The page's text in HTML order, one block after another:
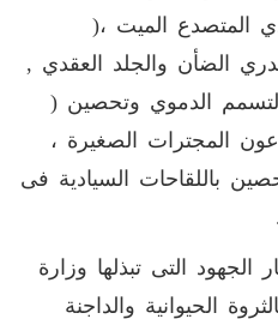
الميت ،(
الضأن والجلد العقدي ,
الدموي وتحصين (
المجترات الصغيرة ،
باللقاحات السيادية فى
الجهود التى تبذلها وزارة
الحيوانية والداجنة